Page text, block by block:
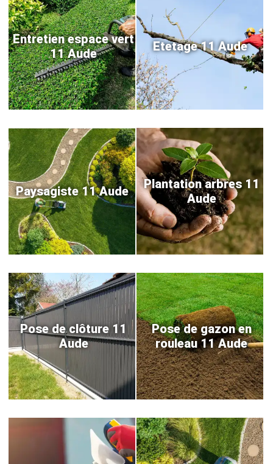
Entretien espace vert
11 Aude
Etetage 11 Aude
Paysagiste 11 Aude
Plantation arbres 11
Aude
Pose de clôture 11
Aude
Pose de gazon en
rouleau 11 Aude